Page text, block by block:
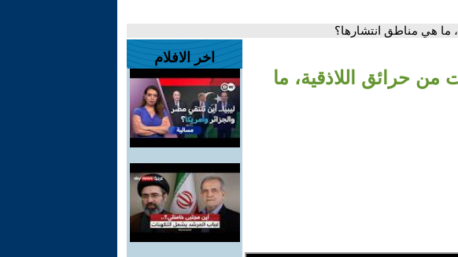
ما هي مناطق انتشارها؟
حرائق اللاذقية، ما
اخر الافلام